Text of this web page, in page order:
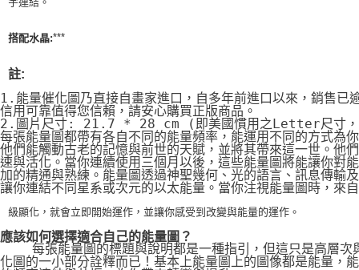
搭配水晶:***
註:
1.能量催化圖乃直接自畫家進口，自多年前進口以來，銷售已
信用可靠值得您信賴，請安心購買正版商品。
2.圖片尺寸: 21.7 * 28 cm (即美國慣用之Letter尺寸，
每張能量圖都帶有各自不同的能量頻率，能運用不同的方式為
他們能觸動古老的記憶與前世的天賦，並將其帶來這一世。他
速與活化。當你連續使用三個月以後，這些能量圖將能讓你對
加的精通與熟練。能量圖透過神聖幾何、光的語言、訊息傳輸
讓你連結不同星系或次元的以太能量。當你注視能量圖時，來
級顯化，就會立即開始運作，並讓你感受到改變與能量的運作。
應該如何選擇適合自己的能量圖？
每張能量圖的標題與說明都是一種指引，但這只是高層次
化圖的一小部分詮釋而已！基本上能量圖上的圖像都是能量，